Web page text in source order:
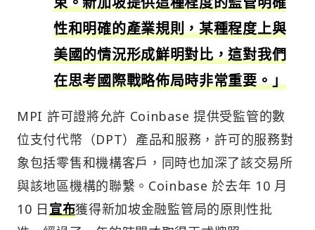
性和明確的產業規則，某種程度上與
美國的情況形成鮮明對比，這對我們
在思考國際戰略佈局時非常重要。」
MPI 許可證將允許 Coinbase 提供受監管的數
位支付代幣（DPT）產品和服務，許可的服務對
象包括零售和機構客戶，同時也加深了該交易所
與該地區機構的聯繫。Coinbase 於去年 10 月
10 日宣布獲得新加坡金融監管局的原則性批